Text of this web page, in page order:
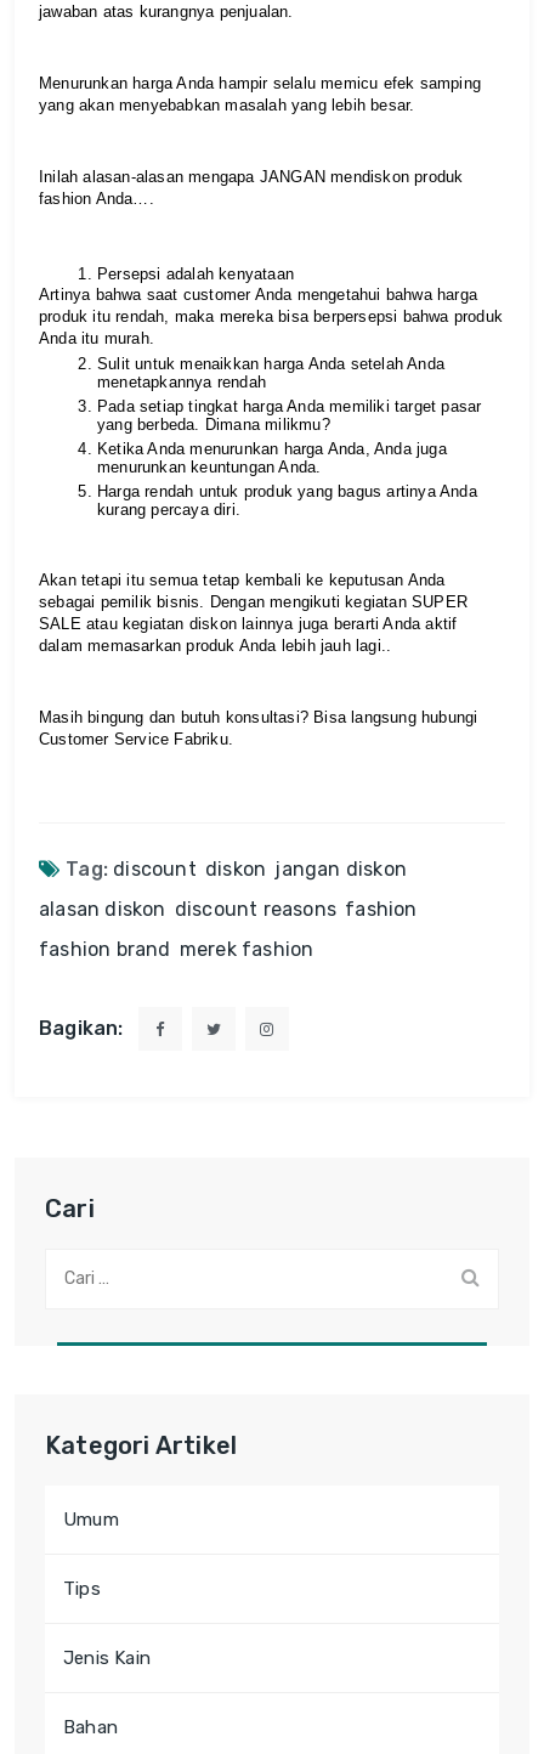
jawaban atas kurangnya penjualan.
Menurunkan harga Anda hampir selalu memicu efek samping
yang akan menyebabkan masalah yang lebih besar.
Inilah alasan-alasan mengapa JANGAN mendiskon produk
fashion Anda….
Persepsi adalah kenyataan
Artinya bahwa saat customer Anda mengetahui bahwa harga
produk itu rendah, maka mereka bisa berpersepsi bahwa produk
Anda itu murah.
Sulit untuk menaikkan harga Anda setelah Anda
menetapkannya rendah
Pada setiap tingkat harga Anda memiliki target pasar
yang berbeda. Dimana milikmu?
Ketika Anda menurunkan harga Anda, Anda juga
menurunkan keuntungan Anda.
Harga rendah untuk produk yang bagus artinya Anda
kurang percaya diri.
Akan tetapi itu semua tetap kembali ke keputusan Anda
sebagai pemilik bisnis. Dengan mengikuti kegiatan SUPER
SALE atau kegiatan diskon lainnya juga berarti Anda aktif
dalam memasarkan produk Anda lebih jauh lagi..
Masih bingung dan butuh konsultasi? Bisa langsung hubungi
Customer Service Fabriku.
Tag: discount diskon jangan diskon
alasan diskon discount reasons fashion
fashion brand merek fashion
Bagikan:
Cari
Kategori Artikel
Umum
Tips
Jenis Kain
Bahan